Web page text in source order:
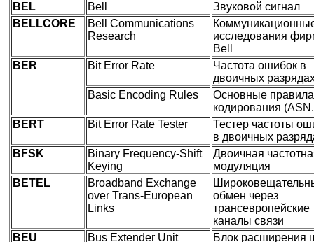
BEL
Bell
Звуковой сигнал
BELLCORE
Bell Communications
Research
исследования
Bell
BER
Bit Error Rate
Частота ошибок в
двоичных
Basic Encoding Rules
Основные правила
кодирования
BERT
Bit Error Rate Tester
Тестер частоты
в двоичных
BFSK
Binary Frequency-Shift
Keying
Двоичная
модуляция
BETEL
Broadband Exchange
over Trans-European
Links
обмен через
трансевропейские
каналы связи
BEU
Bus Extender Unit
Блок расширения